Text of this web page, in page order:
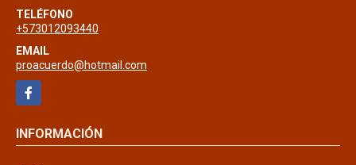
TELÉFONO
+573012093440
EMAIL
proacuerdo@hotmail.com
Facebook
INFORMACIÓN